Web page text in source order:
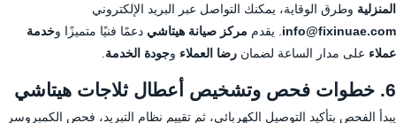
المنزلية وطرق الوقاية، يمكنك التواصل عبر البريد الإلكتروني
info@fixinuae.com . يقدم مركز صيانة هيتاشي دعمًا فنيًا متميزًا وخدمة
عملاء على مدار الساعة لضمان رضا العملاء وجودة الخدمة
6. خطوات فحص وتشخيص أعطال ثلاجات هيتاشي
يبدأ الفحص بتأكيد التوصيل الكهربائي، ثم تقييم نظام التبريد، فحص الكمبروسر